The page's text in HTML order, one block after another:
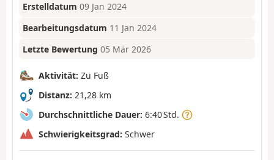
Erstelldatum 09 Jan 2024
Bearbeitungsdatum 11 Jan 2024
Letzte Bewertung 05 Mär 2026
Aktivität: Zu Fuß
Distanz: 21,28 km
Durchschnittliche Dauer: 6:40 Std.
Schwierigkeitsgrad: Schwer